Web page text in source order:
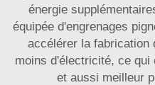
énergie
équipée d'engrenages
accélérer la fabrication
moins d'électricité, ce qui
et aussi meilleur